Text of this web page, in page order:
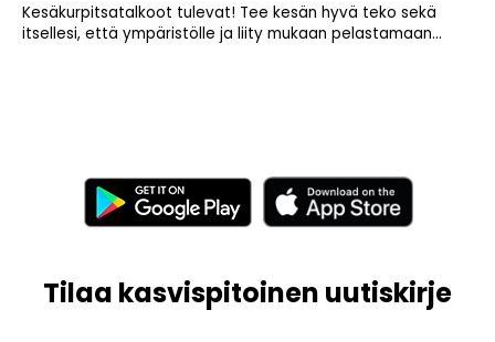
Kesäkurpitsatalkoot tulevat! Tee kesän hyvä teko sekä
itsellesi, että ympäristölle ja liity mukaan pelastamaan...
Tilaa kasvispitoinen uutiskirje